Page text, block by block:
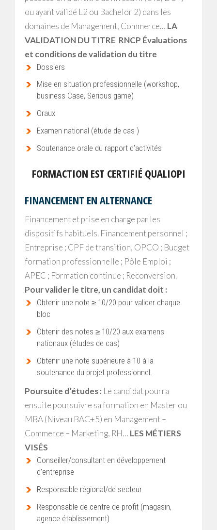
ou ayant validé L2 ou Bachelor 2) dans les
domaines de Management, Commerce… LA
VALIDATION DU TITRE RNCP Évaluations
et conditions de validation du titre
Dossiers
Mise en situation professionnelle (workshop,
business Case, Serious game)
Oraux
Examen national (étude de cas )
Soutenance orale du rapport d’activités
FORMACTION EST CERTIFIÉ QUALIOPI
FINANCEMENT EN ALTERNANCE
Financement et prise en charge par les
dispositifs habituels. Financement personnel ;
Entreprise ; CPF de transition, OPCO ; Budget
formation professionnelle ; Pôle Emploi ;
APEC ; Formation continue ; Reconversion.
Pour valider le titre, un candidat doit :
Obtenir une note ≥ 10/20 pour valider chaque
bloc
Obtenir des notes ≥ 10/20 aux examens
nationaux (études de cas)
Obtenir une note supérieure à 10 à la
soutenance du projet professionnel.
Poursuite d’études : Le candidat pourra
ensuite poursuivre sa formation en Master ou
MBA (Niveau BAC+5) en Management –
Commerce – Marketing, RH… LES MÉTIERS
VISÉS
Conseiller/consultant en développement
d’entreprise
Responsable régional/de secteur
Responsable de centre de profit (magasin,
agence établissement)